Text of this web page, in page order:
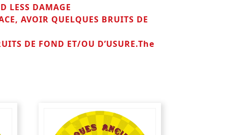
LESS DAMAGE
AVOIR QUELQUES BRUITS DE
DE FOND ET/OU D’USURE.The